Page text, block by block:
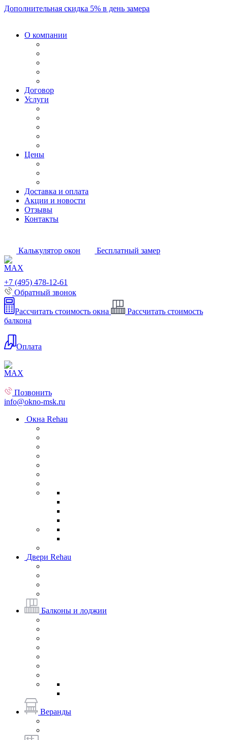
Дополнительная скидка 5% в день замера
О компании
Договор
Услуги
Цены
Доставка и оплата
Акции и новости
Отзывы
Контакты
Калькулятор окон Бесплатный замер
+7 (495) 478-12-61
Обратный звонок
Рассчитать стоимость окна
Рассчитать стоимость
балкона
Оплата
Позвонить
info@okno-msk.ru
Окна Rehau
Двери Rehau
Балконы и лоджии
Веранды